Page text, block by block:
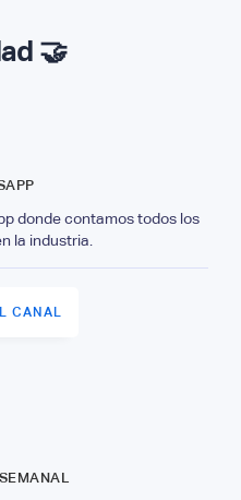
🤝
donde contamos todos los
la industria.
CANAL